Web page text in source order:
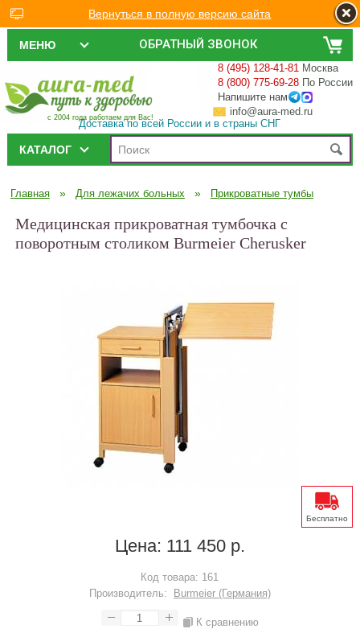
ОБРАТНЫЙ ЗВОНОК
МЕНЮ
с 2004 года работаем для Вас!
8 (495) 128-41-81 Москва
8 (800) 775-69-28 По России
Напишите нам
info@aura-med.ru
Доставка по всей России и в страны СНГ
КАТАЛОГ
Главная » Для лежачих больных » Прикроватные тумбы
Медицинская прикроватная тумбочка с
поворотным столиком Burmeier Cherusker
Бесплатно
Цена: 111 450 р.
Код товара: 161
Производитель:
Burmeier (Германия)
К сравнению
Вернуться в полную версию сайта